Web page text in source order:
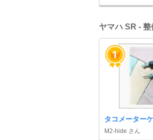
ヤマハ SR -
タコメーター
M2-hide さん